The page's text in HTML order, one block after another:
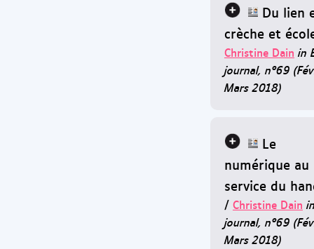
Du lien
crèche et
Christine Dain in
journal, n°69
Mars 2018)
Le
numérique au
service du
/ Christine Dain
journal, n°69
Mars 2018)